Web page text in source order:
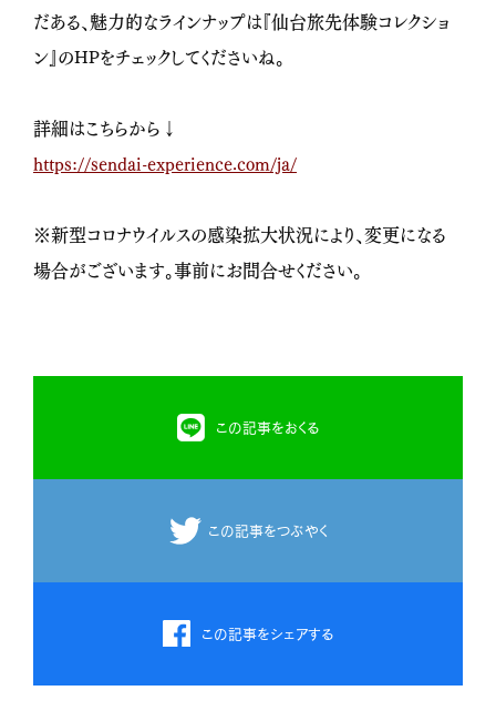
だある、魅力的なラインナップは『仙台旅先体験コレクショ
ン』のHPをチェックしてくださいね。
詳細はこちらから↓
https://sendai-experience.com/ja/
※新型コロナウイルスの感染拡大状況により、変更になる
場合がございます。事前にお問合せください。
この記事をおくる
この記事をつぶやく
この記事をシェアする